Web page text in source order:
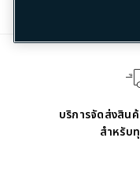
บริการจัดส่งสิน
สำหรับ